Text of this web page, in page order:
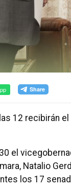
12 recibirán
el
Natalio
los 17